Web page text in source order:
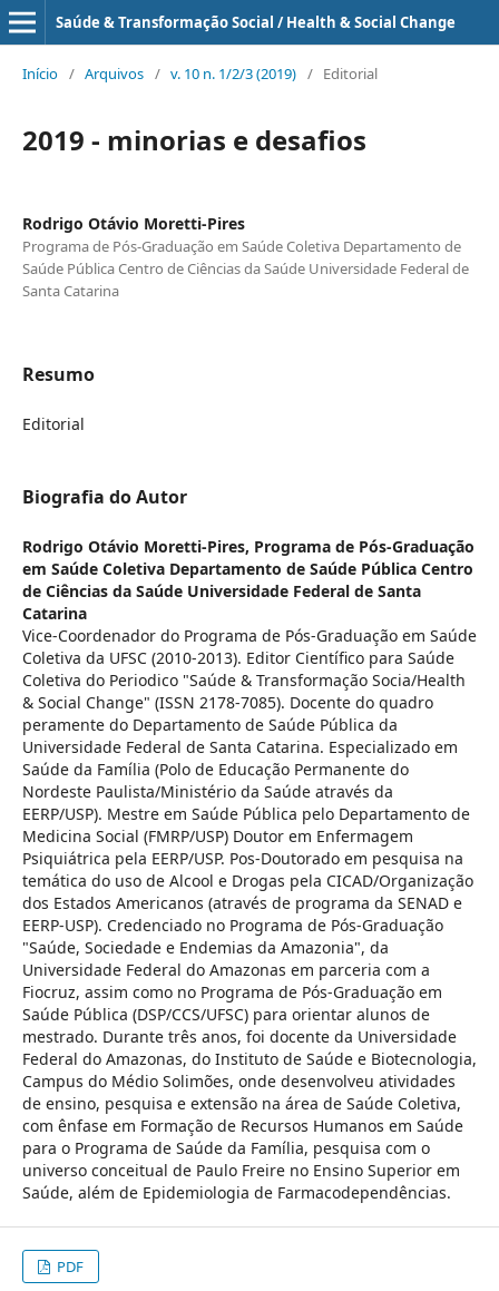
Saúde & Transformação Social / Health & Social Change
Início / Arquivos / v. 10 n. 1/2/3 (2019) / Editorial
2019 - minorias e desafios
Rodrigo Otávio Moretti-Pires
Programa de Pós-Graduação em Saúde Coletiva Departamento de
Saúde Pública Centro de Ciências da Saúde Universidade Federal de
Santa Catarina
Resumo
Editorial
Biografia do Autor
Rodrigo Otávio Moretti-Pires, Programa de Pós-Graduação
em Saúde Coletiva Departamento de Saúde Pública Centro
de Ciências da Saúde Universidade Federal de Santa
Catarina
Vice-Coordenador do Programa de Pós-Graduação em Saúde
Coletiva da UFSC (2010-2013). Editor Científico para Saúde
Coletiva do Periodico "Saúde & Transformação Socia/Health
& Social Change" (ISSN 2178-7085). Docente do quadro
peramente do Departamento de Saúde Pública da
Universidade Federal de Santa Catarina. Especializado em
Saúde da Família (Polo de Educação Permanente do
Nordeste Paulista/Ministério da Saúde através da
EERP/USP). Mestre em Saúde Pública pelo Departamento de
Medicina Social (FMRP/USP) Doutor em Enfermagem
Psiquiátrica pela EERP/USP. Pos-Doutorado em pesquisa na
temática do uso de Alcool e Drogas pela CICAD/Organização
dos Estados Americanos (através de programa da SENAD e
EERP-USP). Credenciado no Programa de Pós-Graduação
"Saúde, Sociedade e Endemias da Amazonia", da
Universidade Federal do Amazonas em parceria com a
Fiocruz, assim como no Programa de Pós-Graduação em
Saúde Pública (DSP/CCS/UFSC) para orientar alunos de
mestrado. Durante três anos, foi docente da Universidade
Federal do Amazonas, do Instituto de Saúde e Biotecnologia,
Campus do Médio Solimões, onde desenvolveu atividades
de ensino, pesquisa e extensão na área de Saúde Coletiva,
com ênfase em Formação de Recursos Humanos em Saúde
para o Programa de Saúde da Família, pesquisa com o
universo conceitual de Paulo Freire no Ensino Superior em
Saúde, além de Epidemiologia de Farmacodependências.
PDF